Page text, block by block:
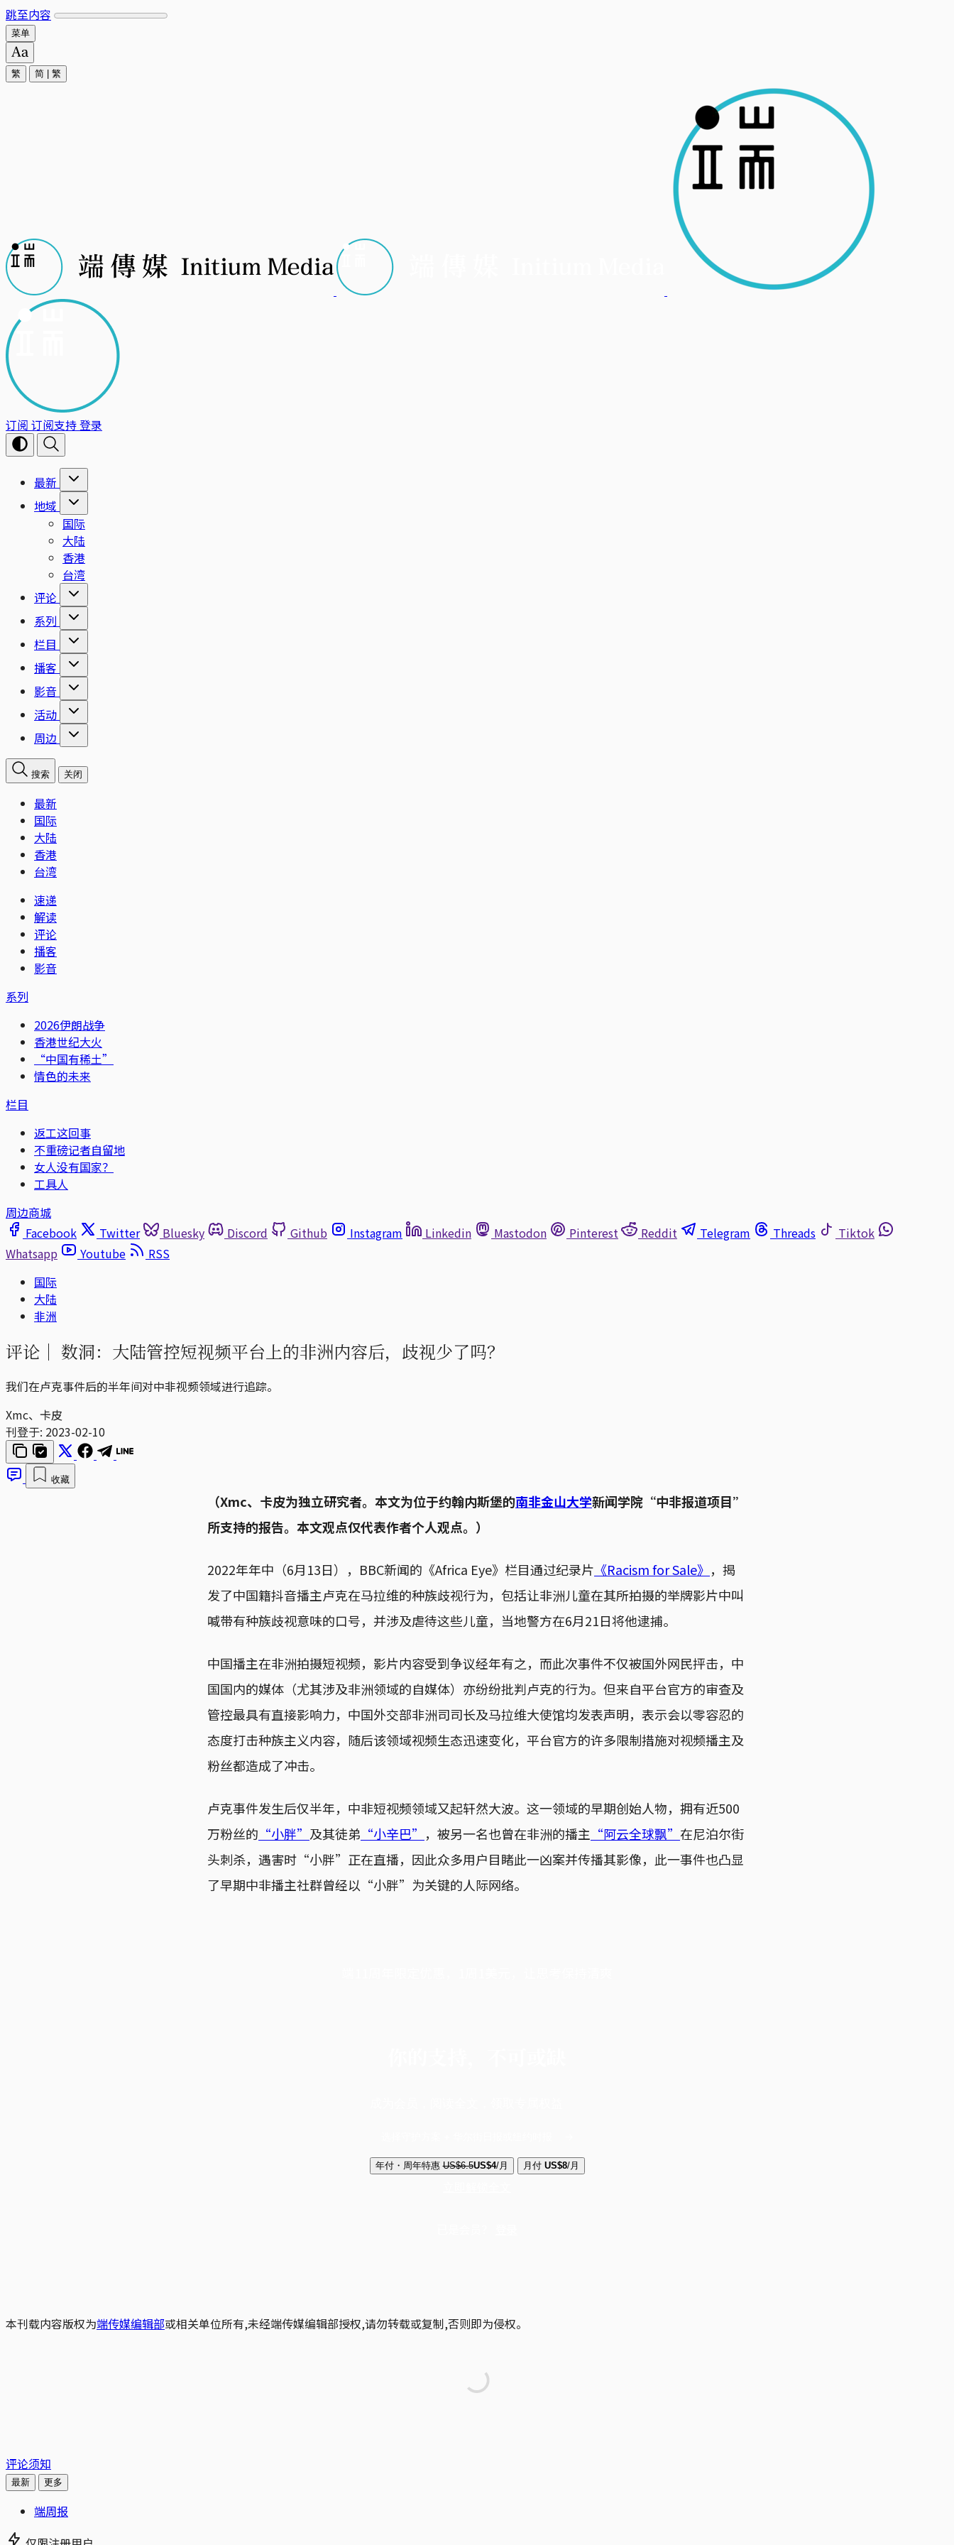
跳至内容
菜单
繁 简 繁
订阅 订阅支持登录
最新
地域
国际
大陆
香港
台湾
评论
系列
栏目
播客
影音
活动
周边
搜索 关闭
最新
国际
大陆
香港
台湾
速递
解读
评论
播客
影音
系列
2026伊朗战争
香港世纪大火
“中国有稀土”
情色的未来
栏目
返工这回事
不重磅记者自留地
女人没有国家？
工具人
周边商城
Facebook
Twitter Bluesky Discord Github Instagram Linkedin Mastodon Pinterest Reddit Telegram Threads
Tiktok
Whatsapp
Youtube
RSS
国际
大陆
非洲
评论｜ 数洞：大陆管控短视频平台上的非洲内容后，歧视少了吗？
我们在卢克事件后的半年间对中非视频领域进行追踪。
Xmc、卡皮
刊登于: 2023-02-10
收藏
（Xmc、卡皮为独立研究者。本文为位于约翰内斯堡的南非金山大学新闻学院“中非报道项目”
所支持的报告。本文观点仅代表作者个人观点。）
2022年年中（6月13日），BBC新闻的《Africa Eye》栏目通过纪录片 《Racism for Sale》 ，揭
发了中国籍抖音播主卢克在马拉维的种族歧视行为，包括让非洲儿童在其所拍摄的举牌影片中叫
喊带有种族歧视意味的口号，并涉及虐待这些儿童，当地警方在6月21日将他逮捕。
中国播主在非洲拍摄短视频，影片内容受到争议经年有之，而此次事件不仅被国外网民抨击，中
国国内的媒体（尤其涉及非洲领域的自媒体）亦纷纷批判卢克的行为。但来自平台官方的审查及
管控最具有直接影响力，中国外交部非洲司司长及马拉维大使馆均发表声明，表示会以零容忍的
态度打击种族主义内容，随后该领域视频生态迅速变化，平台官方的许多限制措施对视频播主及
粉丝都造成了冲击。
卢克事件发生后仅半年，中非短视频领域又起轩然大波。这一领域的早期创始人物，拥有近500
万粉丝的 “小胖” 及其徒弟 “小辛巴” ，被另一名也曾在非洲的播主 “阿云全球飘” 在尼泊尔街
头刺杀，遇害时“小胖”正在直播，因此众多用户目睹此一凶案并传播其影像，此一事件也凸显
了早期中非播主社群曾经以“小胖”为关键的人际网络。
年付・周年特惠 US$6.5US$4/月 月付 US$8/月
本刊载内容版权为端传媒编辑部或相关单位所有,未经端传媒编辑部授权,请勿转载或复制,否则即为侵权。
评论须知
最新 更多
端周报